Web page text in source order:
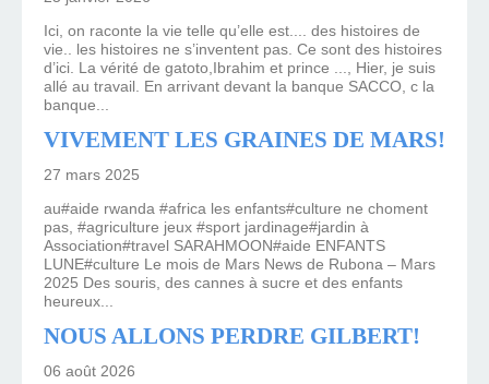
Ici, on raconte la vie telle qu’elle est.... des histoires de
vie.. les histoires ne s’inventent pas. Ce sont des histoires
d’ici. La vérité de gatoto,Ibrahim et prince ..., Hier, je suis
allé au travail. En arrivant devant la banque SACCO, c la
banque...
VIVEMENT LES GRAINES DE MARS!
27 mars 2025
au#aide rwanda #africa les enfants#culture ne choment
pas, #agriculture jeux #sport jardinage#jardin à
Association#travel SARAHMOON#aide ENFANTS
LUNE#culture Le mois de Mars News de Rubona – Mars
2025 Des souris, des cannes à sucre et des enfants
heureux...
NOUS ALLONS PERDRE GILBERT!
06 août 2026